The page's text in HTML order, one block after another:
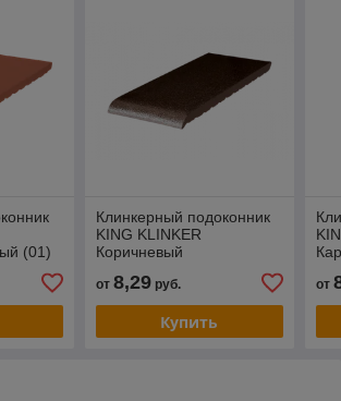
(01)
Клинкерный подоконник
KING KLINKER
Коричневый
от 8,29руб.
Купить
от